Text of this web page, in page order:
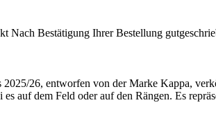
Nach Bestätigung Ihrer Bestellung
26, entworfen von der Marke Kappa,
es auf dem Feld oder auf den Rängen. Es